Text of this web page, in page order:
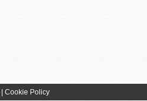
Cookie Policy